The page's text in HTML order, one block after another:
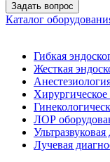
Задать вопрос
Каталог
Гибкая
Жесткая
ЛОР
Лучевая